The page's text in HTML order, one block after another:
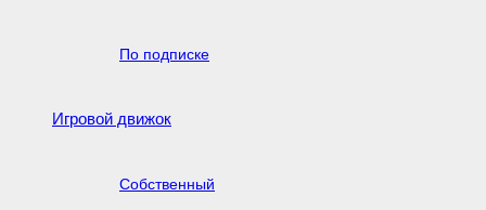
По подписке
Игровой движок
Собственный